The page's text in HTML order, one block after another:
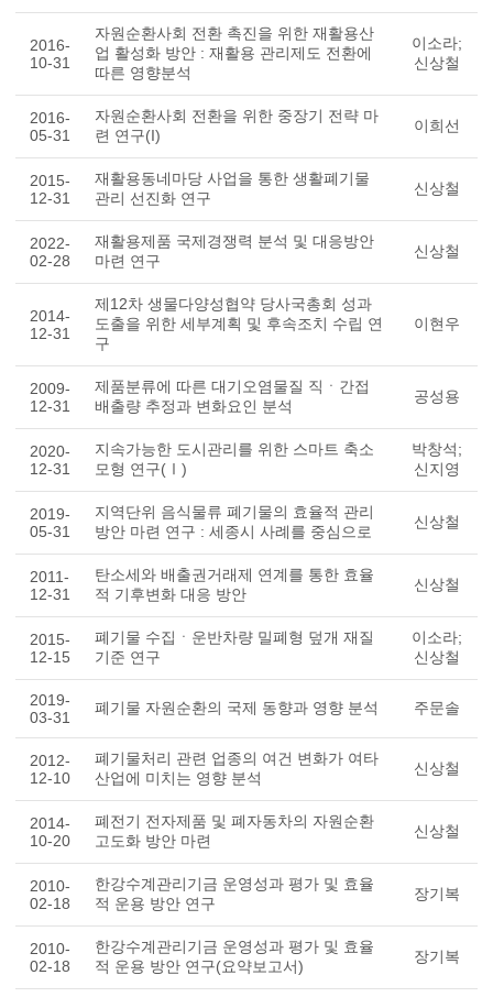
2016-
10-31
자원순환사회 전환 촉진을 위한 재활용산
업 활성화 방안 : 재활용 관리제도 전환에
따른 영향분석
이소라;
신상철
2016-
05-31
자원순환사회 전환을 위한 중장기 전략 마
련 연구(I)
이희선
2015-
12-31
재활용동네마당 사업을 통한 생활폐기물
관리 선진화 연구
신상철
2022-
02-28
재활용제품 국제경쟁력 분석 및 대응방안
마련 연구
신상철
2014-
12-31
제12차 생물다양성협약 당사국총회 성과
도출을 위한 세부계획 및 후속조치 수립 연
구
이현우
2009-
12-31
제품분류에 따른 대기오염물질 직ㆍ간접
배출량 추정과 변화요인 분석
공성용
2020-
12-31
지속가능한 도시관리를 위한 스마트 축소
모형 연구(Ⅰ)
박창석;
신지영
2019-
05-31
지역단위 음식물류 폐기물의 효율적 관리
방안 마련 연구 : 세종시 사례를 중심으로
신상철
2011-
12-31
탄소세와 배출권거래제 연계를 통한 효율
적 기후변화 대응 방안
신상철
2015-
12-15
폐기물 수집ㆍ운반차량 밀폐형 덮개 재질
기준 연구
이소라;
신상철
2019-
03-31
폐기물 자원순환의 국제 동향과 영향 분석 주문솔
2012-
12-10
폐기물처리 관련 업종의 여건 변화가 여타
산업에 미치는 영향 분석
신상철
2014-
10-20
폐전기 전자제품 및 폐자동차의 자원순환
고도화 방안 마련
신상철
2010-
02-18
한강수계관리기금 운영성과 평가 및 효율
적 운용 방안 연구
장기복
2010-
02-18
한강수계관리기금 운영성과 평가 및 효율
적 운용 방안 연구(요약보고서)
장기복